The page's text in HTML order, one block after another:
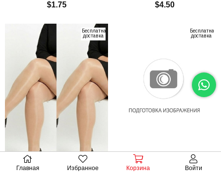
$1.75
Çorap CH2539
$4.50
Бесплатная
доставка
Бесплатная
доставка
Главная Избранное Корзина Войти